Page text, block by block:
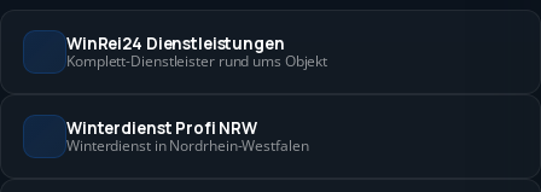
WinRei24 Dienstleistungen
Komplett-Dienstleister rund ums Objekt
Winterdienst Profi NRW
Winterdienst in Nordrhein-Westfalen